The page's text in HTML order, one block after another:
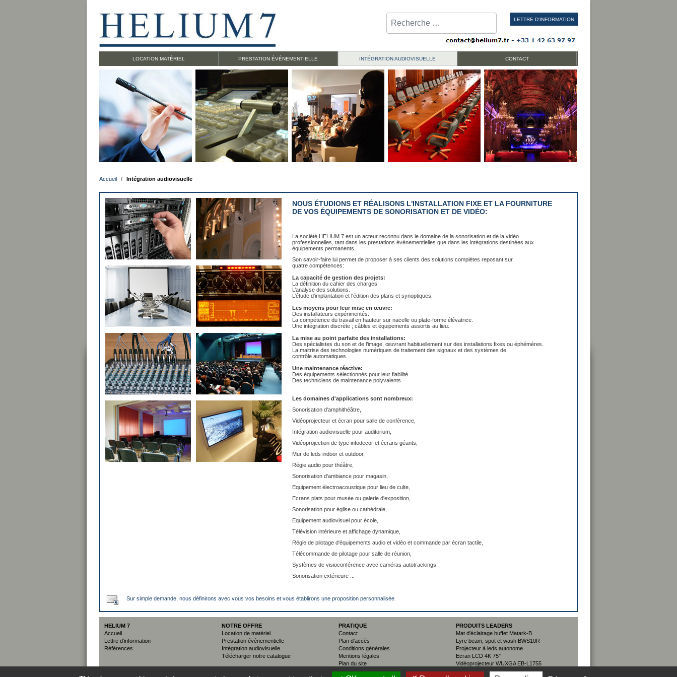
Rechercher
LETTRE D'INFORMATION
LOCATION MATÉRIEL PRESTATION ÉVÉNEMENTIELLE INTÉGRATION AUDIOVISUELLE CONTACT
Accueil Intégration audiovisuelle
NOUS ÉTUDIONS ET RÉALISONS L'INSTALLATION FIXE ET LA FOURNITURE
DE VOS ÉQUIPEMENTS DE SONORISATION ET DE VIDÉO:
La société HELIUM 7 est un acteur reconnu dans le domaine de la sonorisation et de la vidéo
professionnelles, tant dans les prestations événementielles que dans les intégrations destinées aux
équipements permanents.
Son savoir-faire lui permet de proposer à ses clients des solutions complètes reposant sur
quatre compétences:
La capacité de gestion des projets:
La définition du cahier des charges.
L’analyse des solutions.
L’étude d'implantation et l'édition des plans et synoptiques.
Les moyens pour leur mise en œuvre:
Des installateurs expérimentés.
La compétence du travail en hauteur sur nacelle ou plate-forme élévatrice.
Une intégration discrète ; câbles et équipements assortis au lieu.
La mise au point parfaite des installations:
Des spécialistes du son et de l’image, œuvrant habituellement sur des installations fixes ou éphémères.
La maitrise des technologies numériques de traitement des signaux et des systèmes de
contrôle automatiques.
Une maintenance réactive:
Des équipements sélectionnés pour leur fiabilité.
Des techniciens de maintenance polyvalents.
Les domaines d'applications sont nombreux:
Sonorisation d'amphithéâtre,
Vidéoprojecteur et écran pour salle de conférence,
Intégration audiovisuelle pour auditorium,
Vidéoprojection de type infodecor et écrans géants,
Mur de leds indoor et outdoor,
Régie audio pour théâtre,
Sonorisation d'ambiance pour magasin,
Equipement électroacoustique pour lieu de culte,
Ecrans plats pour musée ou galerie d'exposition,
Sonorisation pour église ou cathédrale,
Equipement audiovisuel pour école,
Télévision intérieure et affichage dynamique,
Régie de pilotage d'équipements audio et vidéo et commande par écran tactile,
Télécommande de pilotage pour salle de réunion,
Systèmes de visioconférence avec caméras autotrackings,
Sonorisation extérieure ...
Sur simple demande, nous définirons avec vous vos besoins et vous établirons une proposition personnalisée.
HELIUM 7
Accueil
Lettre d'information
Références
NOTRE OFFRE
Location de matériel
Prestation événementielle
Intégration audiovisuelle
Télécharger notre catalogue
PRATIQUE
Contact
Plan d'accès
Conditions générales
Mentions légales
Plan du site
Plan du site XML
PRODUITS LEADERS
Mat d'éclairage buffet Matark-B
Lyre beam, spot et wash BWS10R
Projecteur à leds autonome
Ecran LCD 4K 75"
Vidéoprojecteur WUXGA EB-L1755
Sélecteur scaler Nextage 08